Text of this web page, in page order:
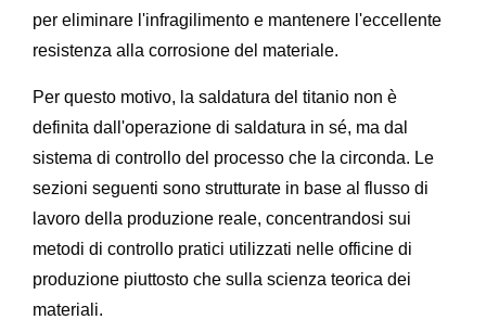
per eliminare l'infragilimento e mantenere l'eccellente
resistenza alla corrosione del materiale.
Per questo motivo, la saldatura del titanio non è
definita dall'operazione di saldatura in sé, ma dal
sistema di controllo del processo che la circonda. Le
sezioni seguenti sono strutturate in base al flusso di
lavoro della produzione reale, concentrandosi sui
metodi di controllo pratici utilizzati nelle officine di
produzione piuttosto che sulla scienza teorica dei
materiali.